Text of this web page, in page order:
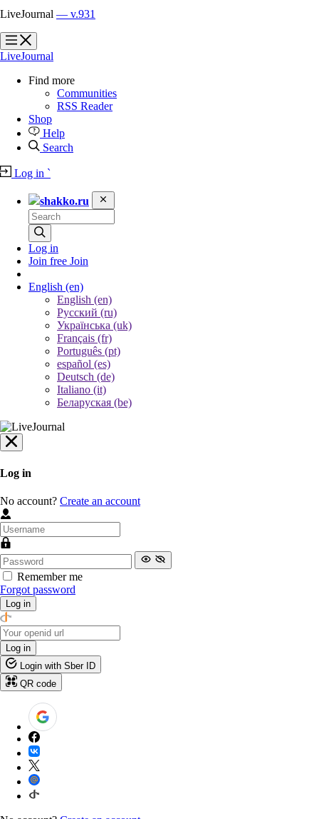
LiveJournal — v.931
?
?
LiveJournal
Find more
Communities
RSS Reader
Shop
Help
Search
Log in `
shakko.ru
Log in
Join free Join
English (en)
English (en)
Русский (ru)
Українська (uk)
Français (fr)
Português (pt)
español (es)
Deutsch (de)
Italiano (it)
Беларуская (be)
Log in
No account? Create an account
Remember me
Forgot password
Log in
Log in
Login with Sber ID
QR code